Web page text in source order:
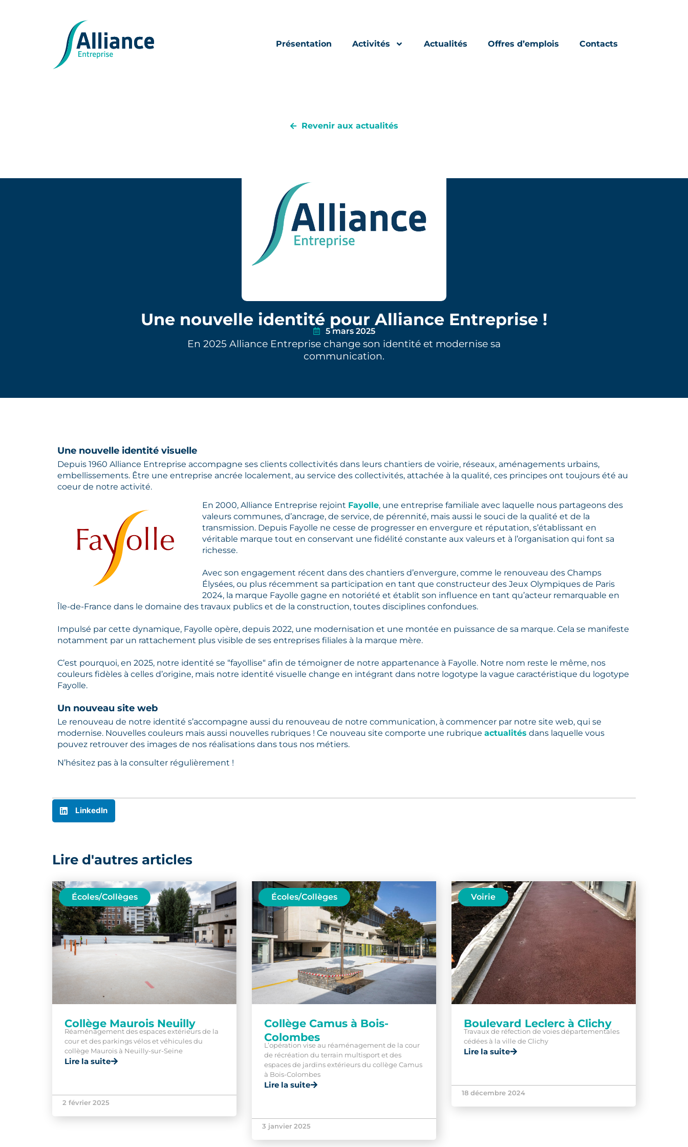
Présentation Activités Actualités Offres d’emplois Contacts
Revenir aux actualités
Une nouvelle identité pour Alliance Entreprise !
5 mars 2025
En 2025 Alliance Entreprise change son identité et modernise sa
communication.
Une nouvelle identité visuelle
Depuis 1960 Alliance Entreprise accompagne ses clients collectivités dans leurs chantiers de voirie, réseaux, aménagements urbains,
embellissements. Être une entreprise ancrée localement, au service des collectivités, attachée à la qualité, ces principes ont toujours été au
coeur de notre activité.
En 2000, Alliance Entreprise rejoint Fayolle, une entreprise familiale avec laquelle nous partageons des
valeurs communes, d’ancrage, de service, de pérennité, mais aussi le souci de la qualité et de la
transmission. Depuis Fayolle ne cesse de progresser en envergure et réputation, s’établissant en
véritable marque tout en conservant une fidélité constante aux valeurs et à l’organisation qui font sa
richesse.
Avec son engagement récent dans des chantiers d’envergure, comme le renouveau des Champs
Élysées, ou plus récemment sa participation en tant que constructeur des Jeux Olympiques de Paris
2024, la marque Fayolle gagne en notoriété et établit son influence en tant qu’acteur remarquable en
Île-de-France dans le domaine des travaux publics et de la construction, toutes disciplines confondues.
Impulsé par cette dynamique, Fayolle opère, depuis 2022, une modernisation et une montée en puissance de sa marque. Cela se manifeste
notamment par un rattachement plus visible de ses entreprises filiales à la marque mère.
C’est pourquoi, en 2025, notre identité se “fayollise“ afin de témoigner de notre appartenance à Fayolle. Notre nom reste le même, nos
couleurs fidèles à celles d’origine, mais notre identité visuelle change en intégrant dans notre logotype la vague caractéristique du logotype
Fayolle.
Un nouveau site web
Le renouveau de notre identité s’accompagne aussi du renouveau de notre communication, à commencer par notre site web, qui se
modernise. Nouvelles couleurs mais aussi nouvelles rubriques ! Ce nouveau site comporte une rubrique actualités dans laquelle vous
pouvez retrouver des images de nos réalisations dans tous nos métiers.
N’hésitez pas à la consulter régulièrement !
LinkedIn
Lire d'autres articles
Écoles/Collèges
Collège Maurois Neuilly
Réaménagement des espaces extérieurs de la
cour et des parkings vélos et véhicules du
collège Maurois à Neuilly-sur-Seine
Lire la suite
2 février 2025
Écoles/Collèges
Collège Camus à Bois-
Colombes
L’opération vise au réaménagement de la cour
de récréation du terrain multisport et des
espaces de jardins extérieurs du collège Camus
à Bois-Colombes
Lire la suite
3 janvier 2025
Voirie
Boulevard Leclerc à Clichy
Travaux de réfection de voies départementales
cédées à la ville de Clichy
Lire la suite
18 décembre 2024